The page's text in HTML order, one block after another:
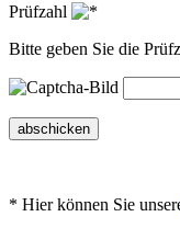
Prüfzahl
Bitte geben Sie die
abschicken
* Hier können Sie